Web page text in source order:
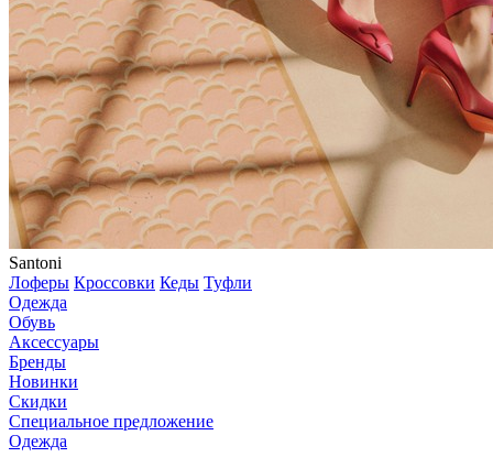
Santoni
Лоферы Кроссовки Кеды Туфли
Одежда
Обувь
Аксессуары
Бренды
Новинки
Скидки
Специальное предложение
Одежда